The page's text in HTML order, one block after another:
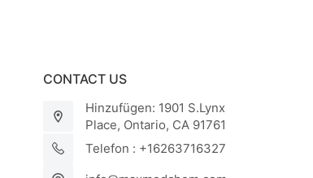
CONTACT US
Hinzufügen: 1901 S.Lynx
Place, Ontario, CA 91761
Telefon : +16263716327